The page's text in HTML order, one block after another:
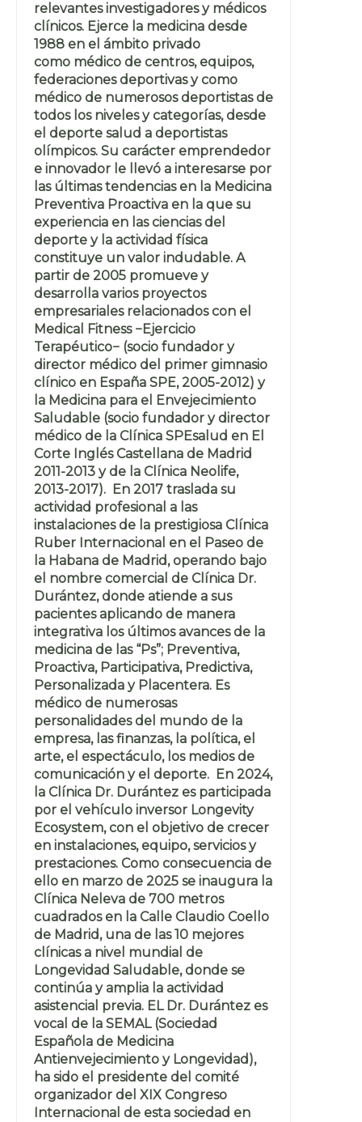
relevantes investigadores y médicos
clínicos. Ejerce la medicina desde
1988 en el ámbito privado
como médico de centros, equipos,
federaciones deportivas y como
médico de numerosos deportistas de
todos los niveles y categorías, desde
el deporte salud a deportistas
olímpicos. Su carácter emprendedor
e innovador le llevó a interesarse por
las últimas tendencias en la Medicina
Preventiva Proactiva en la que su
experiencia en las ciencias del
deporte y la actividad física
constituye un valor indudable. A
partir de 2005 promueve y
desarrolla varios proyectos
empresariales relacionados con el
Medical Fitness −Ejercicio
Terapéutico− (socio fundador y
director médico del primer gimnasio
clínico en España SPE, 2005-2012) y
la Medicina para el Envejecimiento
Saludable (socio fundador y director
médico de la Clínica SPEsalud en El
Corte Inglés Castellana de Madrid
2011-2013 y de la Clínica Neolife,
2013-2017). En 2017 traslada su
actividad profesional a las
instalaciones de la prestigiosa Clínica
Ruber Internacional en el Paseo de
la Habana de Madrid, operando bajo
el nombre comercial de Clínica Dr.
Durántez, donde atiende a sus
pacientes aplicando de manera
integrativa los últimos avances de la
medicina de las “Ps”; Preventiva,
Proactiva, Participativa, Predictiva,
Personalizada y Placentera. Es
médico de numerosas
personalidades del mundo de la
empresa, las finanzas, la política, el
arte, el espectáculo, los medios de
comunicación y el deporte. En 2024,
la Clínica Dr. Durántez es participada
por el vehículo inversor Longevity
Ecosystem, con el objetivo de crecer
en instalaciones, equipo, servicios y
prestaciones. Como consecuencia de
ello en marzo de 2025 se inaugura la
Clínica Neleva de 700 metros
cuadrados en la Calle Claudio Coello
de Madrid, una de las 10 mejores
clínicas a nivel mundial de
Longevidad Saludable, donde se
continúa y amplia la actividad
asistencial previa. EL Dr. Durántez es
vocal de la SEMAL (Sociedad
Española de Medicina
Antienvejecimiento y Longevidad),
ha sido el presidente del comité
organizador del XIX Congreso
Internacional de esta sociedad en